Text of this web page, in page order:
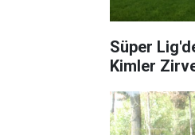
Süper
Kimler